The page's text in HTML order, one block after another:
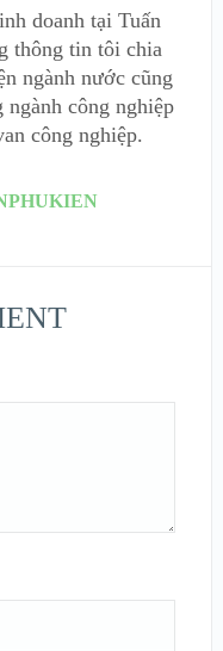
doanh tại Tuấn
thông tin tôi chia
ngành nước cũng
công nghiệp
công nghiệp.